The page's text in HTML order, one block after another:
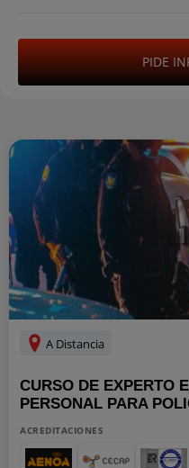
PIDE
A Distancia
CURSO DE EXPERTO
PERSONAL PARA
ACREDITACIONES